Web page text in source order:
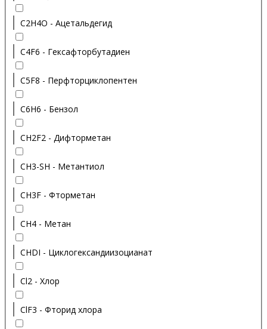
C2H4O - Ацетальдегид
C4F6 - Гексафторбутадиен
C5F8 - Перфторциклопентен
C6H6 - Бензол
CH2F2 - Дифторметан
CH3-SH - Метантиол
CH3F - Фторметан
CH4 - Метан
CHDI - Циклогександиизоцианат
Cl2 - Хлор
ClF3 - Фторид хлора